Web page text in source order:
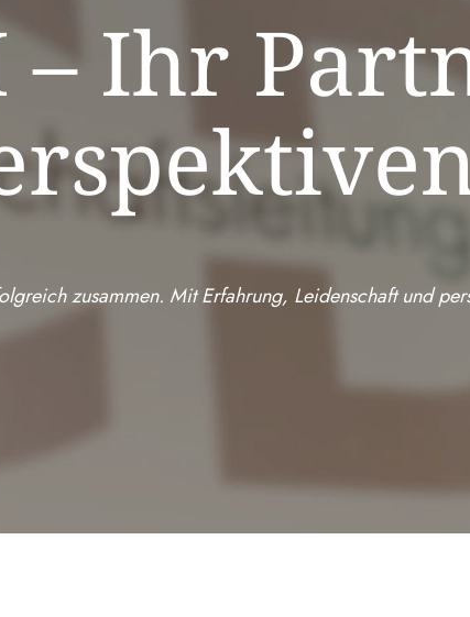
– Ihr
zusammen. Mit Erfahrung, Leidenschaft und